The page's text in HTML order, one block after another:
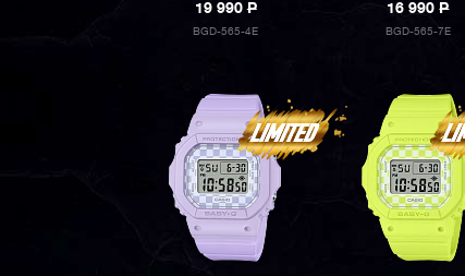
19 990P
BGD-565-4E
16 990P
BGD-565-7E